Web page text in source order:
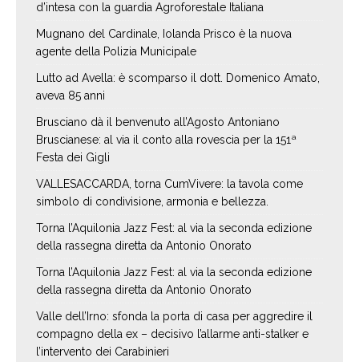
d’intesa con la guardia Agroforestale Italiana
Mugnano del Cardinale, Iolanda Prisco è la nuova
agente della Polizia Municipale
Lutto ad Avella: è scomparso il dott. Domenico Amato,
aveva 85 anni
Brusciano dà il benvenuto all’Agosto Antoniano
Bruscianese: al via il conto alla rovescia per la 151ª
Festa dei Gigli
VALLESACCARDA, torna CumVivere: la tavola come
simbolo di condivisione, armonia e bellezza.
Torna l’Aquilonia Jazz Fest: al via la seconda edizione
della rassegna diretta da Antonio Onorato
Torna l’Aquilonia Jazz Fest: al via la seconda edizione
della rassegna diretta da Antonio Onorato
Valle dell’Irno: sfonda la porta di casa per aggredire il
compagno della ex – decisivo l’allarme anti-stalker e
l’intervento dei Carabinieri